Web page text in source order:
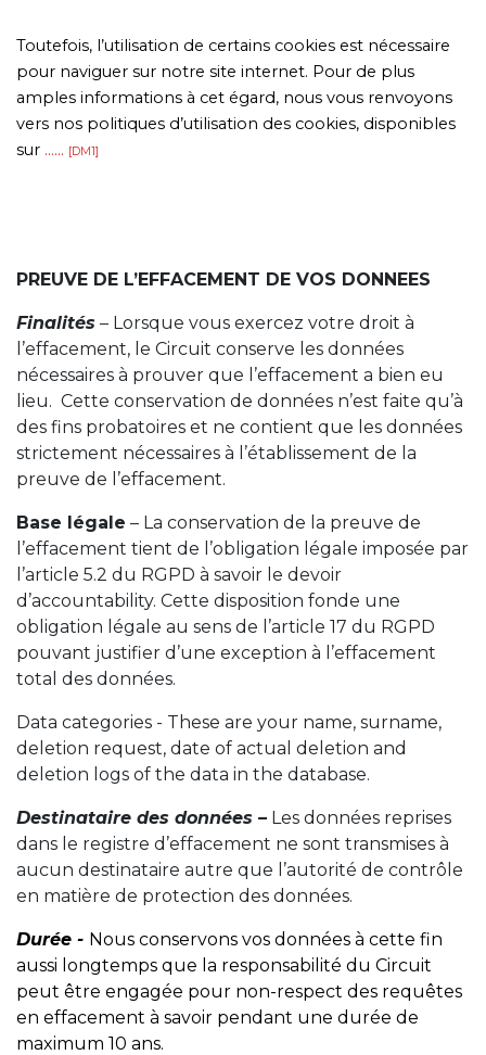
Toutefois, l’utilisation de certains cookies est nécessaire
pour naviguer sur notre site internet. Pour de plus
amples informations à cet égard, nous vous renvoyons
vers nos politiques d’utilisation des cookies, disponibles
sur …… [DM1]
PREUVE DE L’EFFACEMENT DE VOS DONNEES
Finalités – Lorsque vous exercez votre droit à
l’effacement, le Circuit conserve les données
nécessaires à prouver que l’effacement a bien eu
lieu. Cette conservation de données n’est faite qu’à
des fins probatoires et ne contient que les données
strictement nécessaires à l’établissement de la
preuve de l’effacement.
Base légale – La conservation de la preuve de
l’effacement tient de l’obligation légale imposée par
l’article 5.2 du RGPD à savoir le devoir
d’accountability. Cette disposition fonde une
obligation légale au sens de l’article 17 du RGPD
pouvant justifier d’une exception à l’effacement
total des données.
Data categories - These are your name, surname,
deletion request, date of actual deletion and
deletion logs of the data in the database.
Destinataire des données – Les données reprises
dans le registre d’effacement ne sont transmises à
aucun destinataire autre que l’autorité de contrôle
en matière de protection des données.
Durée - Nous conservons vos données à cette fin
aussi longtemps que la responsabilité du Circuit
peut être engagée pour non-respect des requêtes
en effacement à savoir pendant une durée de
maximum 10 ans.